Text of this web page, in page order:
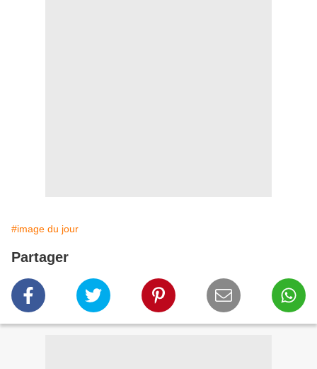
#image du jour
Partager